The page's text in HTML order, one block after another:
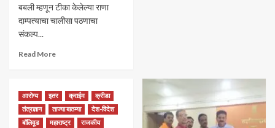
बबली म्हणून टीका केलेल्या राणा
दाम्पत्याचा चालीसा पठणाचा
संकल्प...
Read More
आरोग्य इतर क्राईम
क्रीडा
तंत्रज्ञान
ताज्या बातम्या
देश-विदेश
बॉलिवूड
महाराष्ट्र
राजकीय